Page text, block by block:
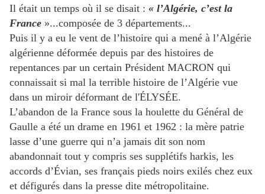
Il était un temps où il se disait : « l’Algérie, c’est la
France »...composée de 3 départements...
Puis il y a eu le vent de l’histoire qui a mené à l’Algérie
algérienne déformée depuis par des histoires de
repentances par un certain Président MACRON qui
connaissait si mal la terrible histoire de l’Algérie vue
dans un miroir déformant de l'ÉLYSÉE.
L’abandon de la France sous la houlette du Général de
Gaulle a été un drame en 1961 et 1962 : la mère patrie
lasse d’une guerre qui n’a jamais dit son nom
abandonnait tout y compris ses supplétifs harkis, les
accords d’Évian, ses français pieds noirs exilés chez eux
et défigurés dans la presse dite métropolitaine.